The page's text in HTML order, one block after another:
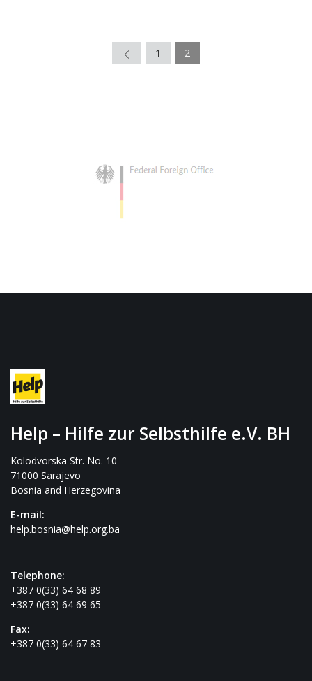
1 2
Help – Hilfe zur Selbsthilfe e.V. BH
Kolodvorska Str. No. 10
71000 Sarajevo
Bosnia and Herzegovina
E-mail:
help.bosnia@help.org.ba
Telephone:
+387 0(33) 64 68 89
+387 0(33) 64 69 65
Fax:
+387 0(33) 64 67 83